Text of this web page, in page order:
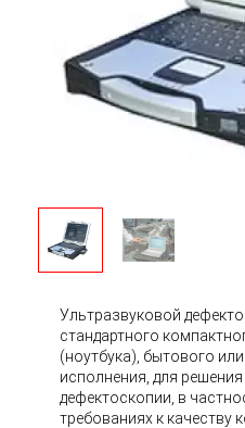
Ультразвуковой
стандартного
(ноутбука), бытового
исполнения, для
дефектоскопии, в
требованиях к качеству